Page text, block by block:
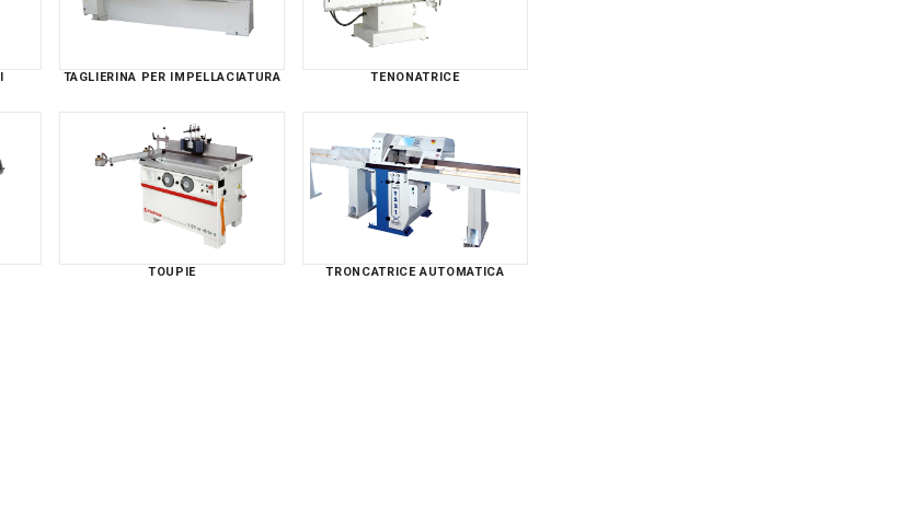
TAGLIERINA PER IMPELLACIATURA TENONATRICE
TOUPIE TRONCATRICE AUTOMATICA